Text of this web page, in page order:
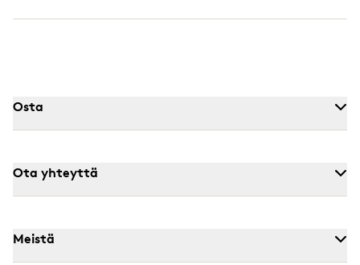
Osta
Ota yhteyttä
Meistä